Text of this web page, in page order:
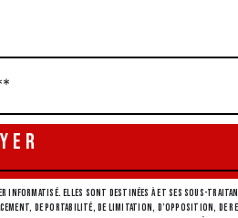
Elles sont destinées à et ses sous-
de portabilité, de limitation, d’opposition,